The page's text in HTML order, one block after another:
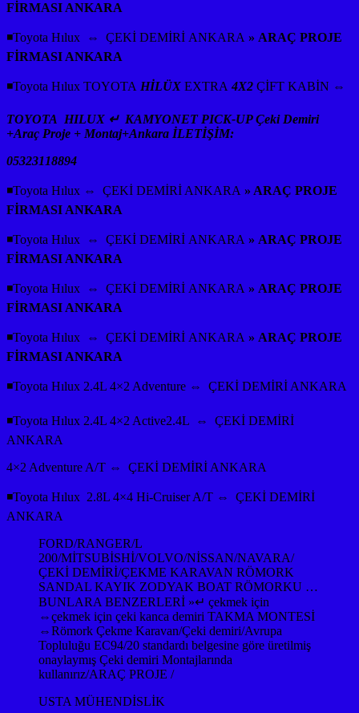
FİRMASI ANKARA
◾Toyota Hılux ⇔ ÇEKİ DEMİRİ ANKARA » ARAÇ PROJE
FİRMASI ANKARA
◾Toyota Hılux TOYOTA HİLÜX EXTRA 4X2 ÇİFT KABİN ⇔
TOYOTA HILUX ↵ KAMYONET PICK-UP Çeki Demiri
+Araç Proje + Montaj+Ankara İLETİŞİM:
05323118894
◾Toyota Hılux ⇔ ÇEKİ DEMİRİ ANKARA » ARAÇ PROJE
FİRMASI ANKARA
◾Toyota Hılux ⇔ ÇEKİ DEMİRİ ANKARA » ARAÇ PROJE
FİRMASI ANKARA
◾Toyota Hılux ⇔ ÇEKİ DEMİRİ ANKARA » ARAÇ PROJE
FİRMASI ANKARA
◾Toyota Hılux ⇔ ÇEKİ DEMİRİ ANKARA » ARAÇ PROJE
FİRMASI ANKARA
◾Toyota Hılux 2.4L 4×2 Adventure ⇔ ÇEKİ DEMİRİ ANKARA
◾Toyota Hılux 2.4L 4×2 Active2.4L ⇔ ÇEKİ DEMİRİ
ANKARA
4×2 Adventure A/T ⇔ ÇEKİ DEMİRİ ANKARA
◾Toyota Hılux 2.8L 4×4 Hi-Cruiser A/T ⇔ ÇEKİ DEMİRİ
ANKARA
FORD/RANGER/L
200/MİTSUBİSHİ/VOLVO/NİSSAN/NAVARA/
ÇEKİ DEMİRİ/ÇEKME KARAVAN RÖMORK
SANDAL KAYIK ZODYAK BOAT RÖMORKU …
BUNLARA BENZERLERİ »↵ çekmek için
⇔çekmek için çeki kanca demiri TAKMA MONTESİ
⇔Römork Çekme Karavan/Çeki demiri/Avrupa
Topluluğu EC94/20 standardı belgesine göre üretilmiş
onaylaymış Çeki demiri Montajlarında
kullanırız/ARAÇ PROJE /
USTA MÜHENDİSLİK